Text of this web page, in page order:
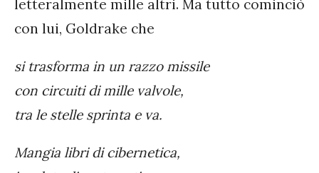
letteralmente mille altri. Ma tutto cominciò
con lui, Goldrake che
si trasforma in un razzo missile
con circuiti di mille valvole,
tra le stelle sprinta e va.
Mangia libri di cibernetica,